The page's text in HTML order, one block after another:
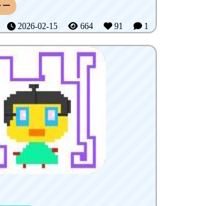
ー
2026-02-15 664 91 1